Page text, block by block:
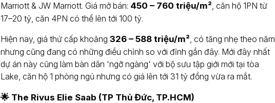
Marriott & JW Marriott. Giá mở bán: 450 – 760 triệu/m², căn hộ 1PN từ
17–20 tỷ, căn 4PN có thể lên tới 100 tỷ.
Hiện nay, giá thứ cấp khoảng 326 – 588 triệu/m², có tăng nhẹ theo năm
nhưng cũng đang có những điều chỉnh so với đỉnh gần đây. Mới đây nhất
dự án này cũng làm bàn dân 'ngỡ ngàng' với bộ sưu tập giới mới tại tòa
Lake, căn hộ 1 phòng ngủ nhưng có giá lên tới 31 tỷ đồng vừa ra mắt.
🌟 The Rivus Elie Saab (TP Thủ Đức, TP.HCM)